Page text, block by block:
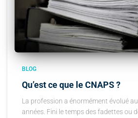
BLOG
Qu’est ce que le CNAPS ?
La profession a énormément évolué
années. Fini le temps des fadettes ou